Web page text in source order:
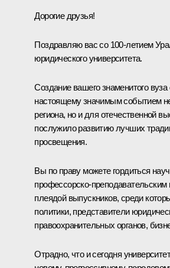
Дорогие друзья!
Поздравляю вас со 100-летием
юридического университета.
Создание вашего знаменитого
настоящему значимым событием
региона, но и для отечественной
послужило развитию лучших
просвещения.
Вы по праву можете гордиться
профессорско-
плеядой выпускников, среди
политики, представители
правоохранительных органов,
Отрадно, что и сегодня